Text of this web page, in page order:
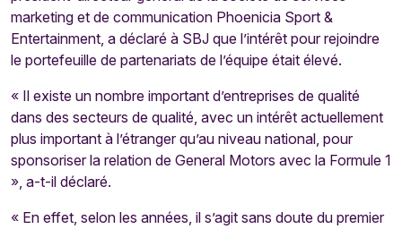
marketing et de communication Phoenicia Sport &
Entertainment, a déclaré à SBJ que l’intérêt pour rejoindre
le portefeuille de partenariats de l’équipe était élevé.
« Il existe un nombre important d’entreprises de qualité
dans des secteurs de qualité, avec un intérêt actuellement
plus important à l’étranger qu’au niveau national, pour
sponsoriser la relation de General Motors avec la Formule 1
», a-t-il déclaré.
« En effet, selon les années, il s’agit sans doute du premier